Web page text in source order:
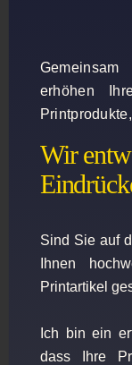
erhöhen
Wir
Sind Sie auf
Ihnen
Printartikel
Ich bin ein
dass Ihre